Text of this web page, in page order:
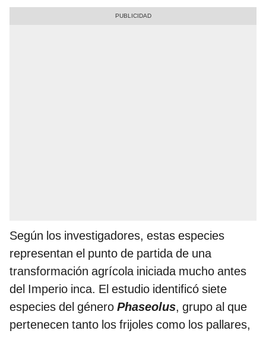
Según los investigadores, estas especies
representan el punto de partida de una
transformación agrícola iniciada mucho antes
del Imperio inca. El estudio identificó siete
especies del género Phaseolus, grupo al que
pertenecen tanto los frijoles como los pallares,